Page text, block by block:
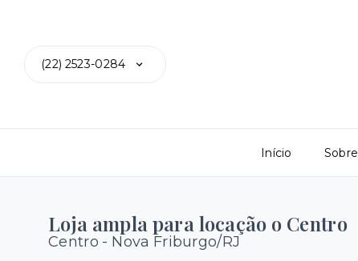
(22) 2523-0284
Início Sobre
Loja ampla para locação o Centro
Centro - Nova Friburgo/RJ